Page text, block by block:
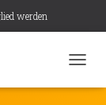
werden
A